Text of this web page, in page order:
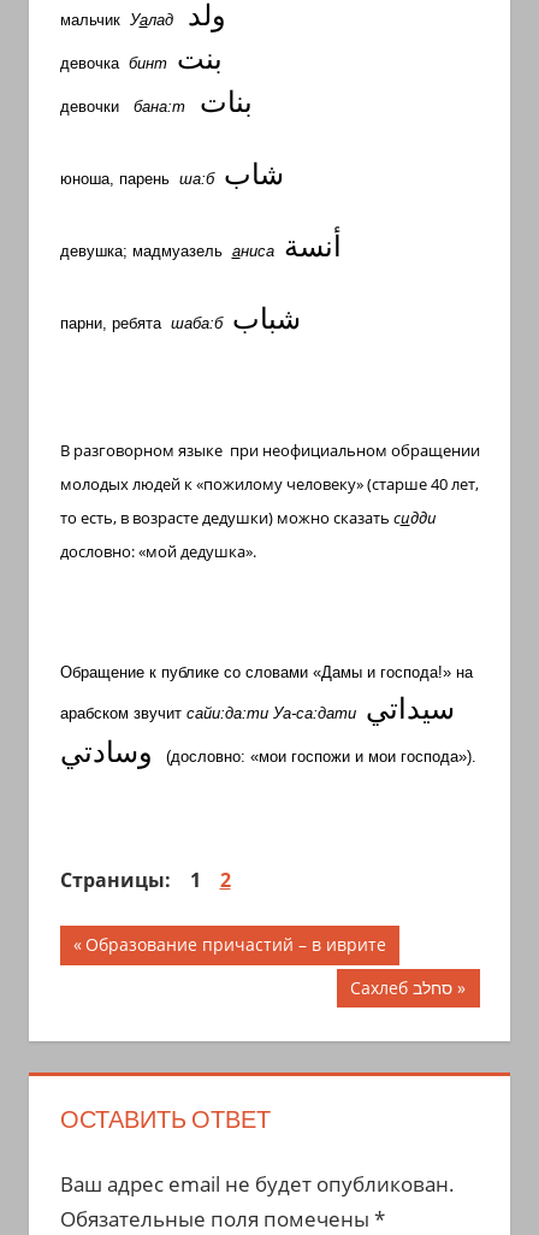
мальчик Уалад ولد
девочка бинт بنت
девочки бана:т بنات
юноша, парень ша:б شاب
девушка; мадмуазель аниса أنسة
парни, ребята шаба:б شباب
В разговорном языке при неофициальном обращении
молодых людей к «пожилому человеку» (старше 40 лет,
то есть, в возрасте дедушки) можно сказать сидди
дословно: «мой дедушка».
Обращение к публике со словами «Дамы и господа!» на
арабском звучит сайи:да:ти Уа-са:дати سيداتي
وسادتي
(дословно: «мои госпожи и мои господа»).
Страницы: 1 2
Навигация
записям
Предыдущая
запись;
Образование причастий – в иврите
Следующая
запись:
Сахлеб סחלב
ОСТАВИТЬ ОТВЕТ
Ваш адрес email не будет опубликован.
Обязательные поля помечены *